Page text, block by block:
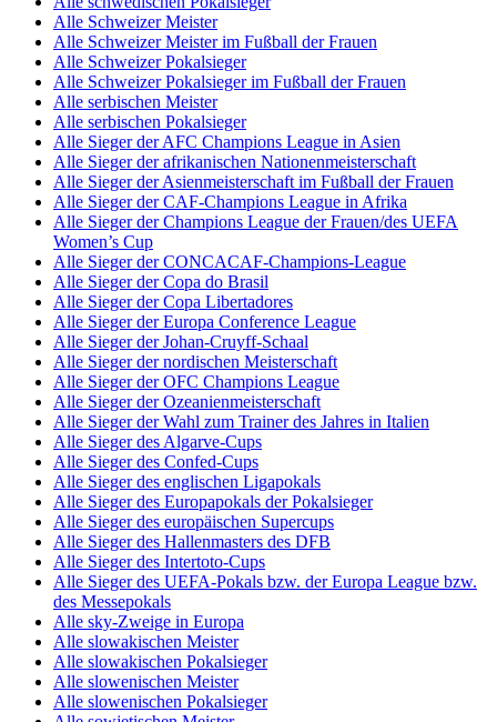
Alle Schweizer Meister
Alle Schweizer Meister im Fußball der Frauen
Alle Schweizer Pokalsieger
Alle Schweizer Pokalsieger im Fußball der Frauen
Alle serbischen Meister
Alle serbischen Pokalsieger
Alle Sieger der AFC Champions League in Asien
Alle Sieger der afrikanischen Nationenmeisterschaft
Alle Sieger der Asienmeisterschaft im Fußball der Frauen
Alle Sieger der CAF-Champions League in Afrika
Alle Sieger der Champions League der Frauen/des UEFA
Women’s Cup
Alle Sieger der CONCACAF-Champions-League
Alle Sieger der Copa do Brasil
Alle Sieger der Copa Libertadores
Alle Sieger der Europa Conference League
Alle Sieger der Johan-Cruyff-Schaal
Alle Sieger der nordischen Meisterschaft
Alle Sieger der OFC Champions League
Alle Sieger der Ozeanienmeisterschaft
Alle Sieger der Wahl zum Trainer des Jahres in Italien
Alle Sieger des Algarve-Cups
Alle Sieger des Confed-Cups
Alle Sieger des englischen Ligapokals
Alle Sieger des Europapokals der Pokalsieger
Alle Sieger des europäischen Supercups
Alle Sieger des Hallenmasters des DFB
Alle Sieger des Intertoto-Cups
Alle Sieger des UEFA-Pokals bzw. der Europa League bzw.
des Messepokals
Alle sky-Zweige in Europa
Alle slowakischen Meister
Alle slowakischen Pokalsieger
Alle slowenischen Meister
Alle slowenischen Pokalsieger